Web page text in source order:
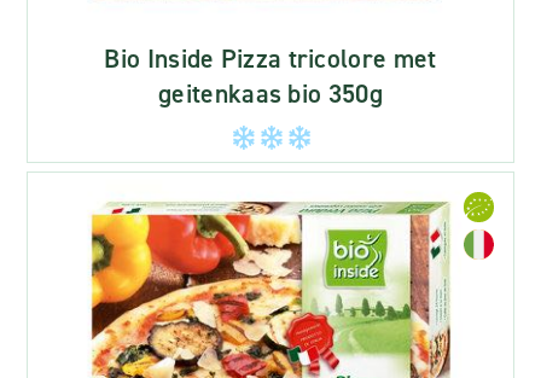
Bio Inside Pizza tricolore met
geitenkaas bio 350g